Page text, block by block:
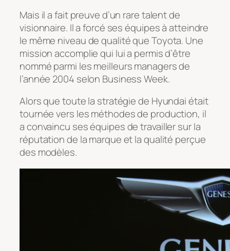
Mais il a fait preuve d’un rare talent de
visionnaire. Il a forcé ses équipes à atteindre
le même niveau de qualité que Toyota. Une
mission accomplie qui lui a permis d’être
nommé parmi les meilleurs managers de
l’année 2004 selon Business Week.
Alors que toute la stratégie de Hyundai était
tournée vers les méthodes de production, il
a convaincu ses équipes de travailler sur la
réputation de la marque et la qualité perçue
des modèles.